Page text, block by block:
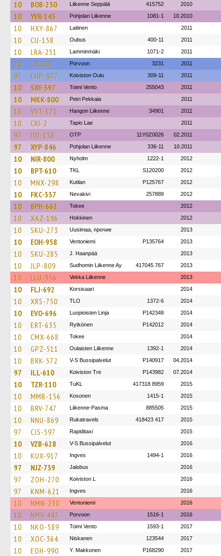
10 BOB-250 Liikenne Seppälä 415752 2010
10 YVR-145 Pohjolan Liikenne 1081-1 10.2010
10 HXY-867 Laitinen 2011
10 CIJ-158 Oubus 400-11 2011
10 LRA-251 Lamminmäki 1071-2 2011
10 IJX-397 Porvoon 3231 2011
97 CHP-977 Koiviston Oulu 309-11 2011
10 SXY-397 Toimi Vento 255043 2011
10 MKK-800 Petri Pekkala 2011
10 VVT-171 Hangon Liikenne 34901 2011
10 CXI-2 Tapio Lae 2011
97 IOJ-158 OTP 11Y0Z0026 02.2011
97 XYP-846 Pohjolan Liikenne 336-11 10.2011
10 NIR-800 Nyholm 1222-1 2012
10 BPT-610 TKL S120200 2012
10 MNX-298 Kutilan P125767 2012
10 FKC-337 Nevakivi 257889 2012
10 BPH-662 Tokee 2012
10 XAZ-196 Hokkinen 2012
10 SKU-273 Uusimaa, прочие 2013
10 EOH-958 Ventoniemi P135764 2013
10 SKU-285 J. Haanpää 2013
10 JLP-809 Sudhomin Liikenne Ay 417045 767 2013
10 LLU-336 Vekka Liikenne 2013
10 FLJ-692 Korsisaari 2014
10 XRS-750 TLO 1372-6 2014
10 EVO-696 Luopioisten Linja P142348 2014
10 ERT-635 Rytkönen P142012 2014
10 CMX-668 Tokee 2014
10 GPZ-511 Oulaisten Liikenne 1392-1 2014
10 BRK-572 V-S Bussipalvelut P140917 04.2014
97 ILL-610 Koiviston Tre P143982 07.2014
10 TZR-110 TuKL 417318 8959 2015
10 MMB-156 Kosonen 1415-1 2015
10 BRV-747 Liikenne-Pasma 885505 2015
10 NNU-869 Rukatravels 418423 417 2015
97 CJS-597 Rapiditaxi 2015
10 VZB-628 V-S Bussipalvelut 2016
10 KUX-917 Ingves 1494-1 2016
97 NJZ-739 Jalobus 2016
97 ZOH-270 Koiviston L 2016
97 KNM-621 Ingves 2016
10 NMN-230 Ventoniemi 2016
10 NMV-447 Porvoon 1516-1 2016
10 NKO-589 Toimi Vento 1593-1 2017
10 XOC-364 Niskanen 123544 2017
10 EOH-990 Y. Makkonen P168290 2017